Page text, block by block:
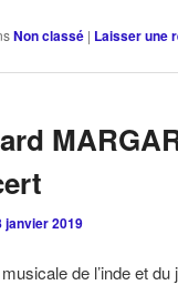
Non classé | Laisser une
janvier 2019
de l’inde et